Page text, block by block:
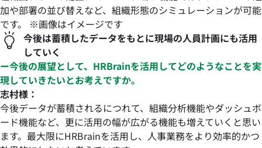
加や部署の並び替えなど、組織形態のシミュレーションが可能
です。 ※画像はイメージです
今後は蓄積したデータをもとに現場の人員計画にも活用
していく
ー今後の展望として、HRBrainを活用してどのようなことを実
現していきたいとお考えですか。
志村様：
今後データが蓄積されるにつれて、組織分析機能やダッシュボ
ード機能など、更に活用の幅が広がる機能も増えていくと思い
ます。最大限にHRBrainを活用し、人事業務をより効率的かつ